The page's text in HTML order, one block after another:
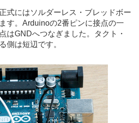
式にはソルダーレス・ブレッドボー
す。Arduinoの2番ピンに接点の一
はGNDへつなぎました。タクト・
側は短辺です。